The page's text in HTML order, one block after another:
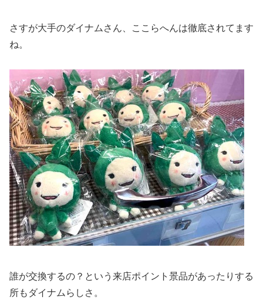
さすが大手のダイナムさん、ここらへんは徹底されてます
ね。
誰が交換するの？という来店ポイント景品があったりする
所もダイナムらしさ。